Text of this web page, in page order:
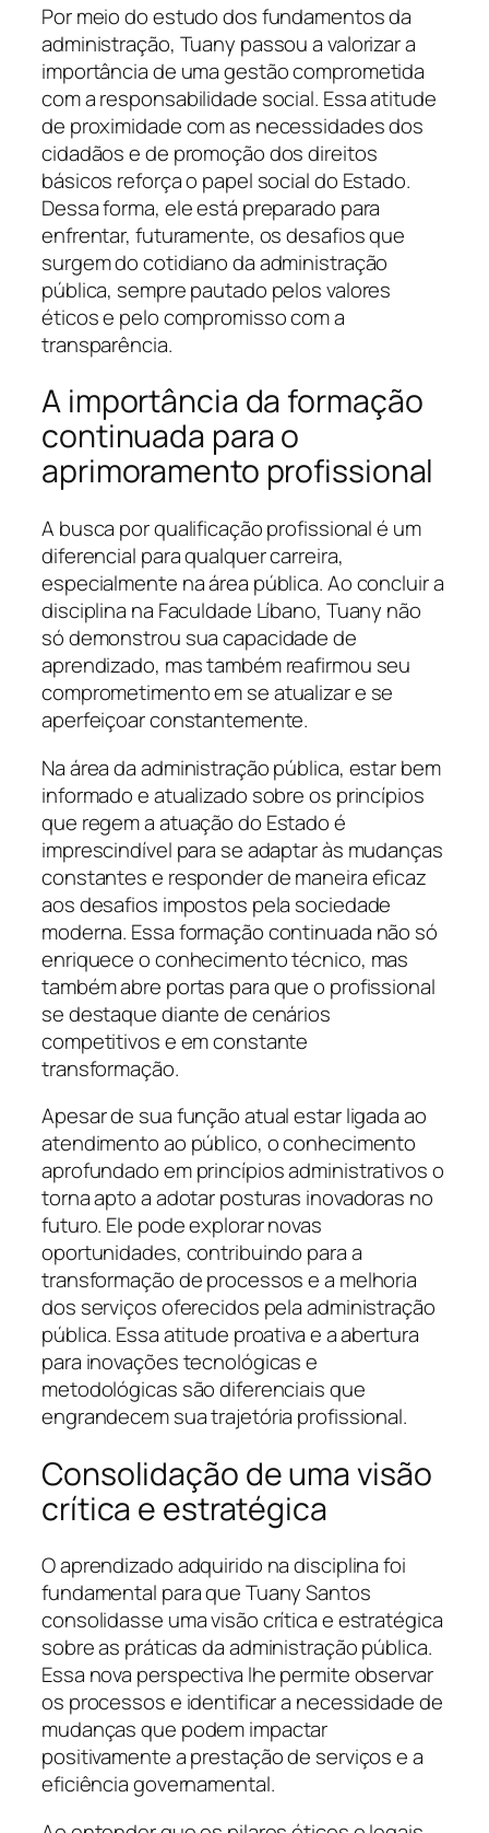
Por meio do estudo dos fundamentos da
administração, Tuany passou a valorizar a
importância de uma gestão comprometida
com a responsabilidade social. Essa atitude
de proximidade com as necessidades dos
cidadãos e de promoção dos direitos
básicos reforça o papel social do Estado.
Dessa forma, ele está preparado para
enfrentar, futuramente, os desafios que
surgem do cotidiano da administração
pública, sempre pautado pelos valores
éticos e pelo compromisso com a
transparência.
A importância da formação
continuada para o
aprimoramento profissional
A busca por qualificação profissional é um
diferencial para qualquer carreira,
especialmente na área pública. Ao concluir a
disciplina na Faculdade Líbano, Tuany não
só demonstrou sua capacidade de
aprendizado, mas também reafirmou seu
comprometimento em se atualizar e se
aperfeiçoar constantemente.
Na área da administração pública, estar bem
informado e atualizado sobre os princípios
que regem a atuação do Estado é
imprescindível para se adaptar às mudanças
constantes e responder de maneira eficaz
aos desafios impostos pela sociedade
moderna. Essa formação continuada não só
enriquece o conhecimento técnico, mas
também abre portas para que o profissional
se destaque diante de cenários
competitivos e em constante
transformação.
Apesar de sua função atual estar ligada ao
atendimento ao público, o conhecimento
aprofundado em princípios administrativos o
torna apto a adotar posturas inovadoras no
futuro. Ele pode explorar novas
oportunidades, contribuindo para a
transformação de processos e a melhoria
dos serviços oferecidos pela administração
pública. Essa atitude proativa e a abertura
para inovações tecnológicas e
metodológicas são diferenciais que
engrandecem sua trajetória profissional.
Consolidação de uma visão
crítica e estratégica
O aprendizado adquirido na disciplina foi
fundamental para que Tuany Santos
consolidasse uma visão crítica e estratégica
sobre as práticas da administração pública.
Essa nova perspectiva lhe permite observar
os processos e identificar a necessidade de
mudanças que podem impactar
positivamente a prestação de serviços e a
eficiência governamental.